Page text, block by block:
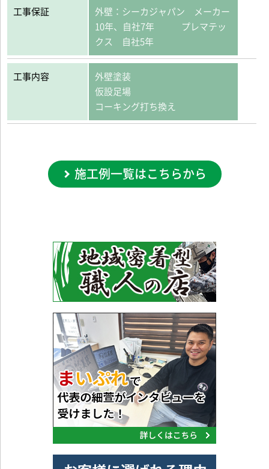
工事保証
外壁：シーカジャパン メーカー
10年、自社7年 プレマテッ
クス 自社5年
工事内容
外壁塗装
仮設足場
コーキング打ち換え
施工例一覧はこちらから